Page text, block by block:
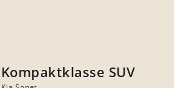
Kompaktklasse SUV